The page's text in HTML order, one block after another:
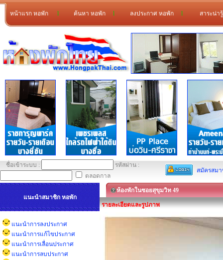
หน้าแรก หอพัก l ค้นหา หอพัก l ลงประกาศ หอพัก l สาระน่า
ชื่อเข้าระบบ :
รหัสผ่าน :
ตลอดกาล
สมัครสม
แนะนำสมาชิก หอพัก
แนะนำการลงประกาศ
แนะนำการแก้ไขประกาศ
แนะนำการเลื่อนประกาศ
แนะนำการลบประกาศ
ห้องพักในซอยสุขุมวิท 49
รายละเอียดและรูปภาพ